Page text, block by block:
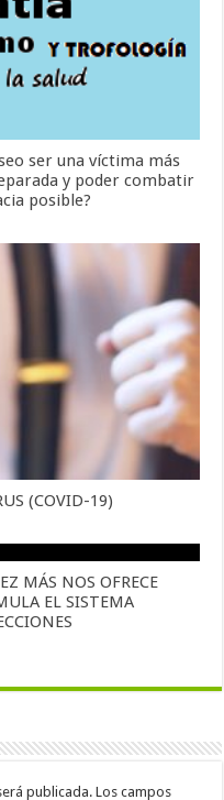
ser una víctima más
y poder combatir
posible?
(COVID-19)
MÁS NOS OFRECE
EL SISTEMA
publicada. Los campos